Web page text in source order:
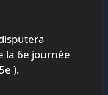
la 6e journée
e ).